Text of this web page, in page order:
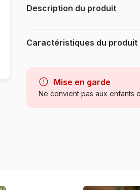
Description du produit
Nicolas Galkowski -
Caractéristiques du produit
Catégorie
Age
Mise en garde
Ne convient pas aux enfants